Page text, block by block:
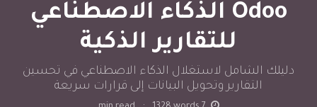
Odoo الذكاء الاصطناعي
للتقارير الذكية
دليلك الشامل لاستغلال الذكاء الاصطناعي في تحسين
التقارير وتحويل البيانات إلى قرارات سريعة